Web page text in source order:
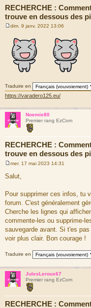
RECHERCHE :
trouve en dessous des
s
a
g
dim. 9 janv. 2022 13:06
Traduire en
https://varadero125.eu/
Noemie80
Premier rang EzCom
RECHERCHE :
trouve en dessous des
e
s
g
e
mer. 17 mai 2023 14:31
Salut,
Pour supprimer ces infos, tu
forum. C'est généralement
Cherche les lignes qui
commente-les ou supprime-
sauvegarde avant. Si t'es
voir plus clair. Bon courage !
Traduire en
JulesLeroux67
Premier rang EzCom
RECHERCHE :